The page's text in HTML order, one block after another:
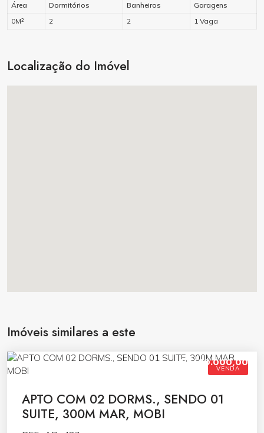
Área Dormitórios Banheiros
Garagens
0M²
2 2 1 Vaga
Localização do Imóvel
Imóveis similares a este
VENDA
R$690.000,00
APTO COM 02 DORMS., SENDO 01
SUITE, 300M MAR, MOBI